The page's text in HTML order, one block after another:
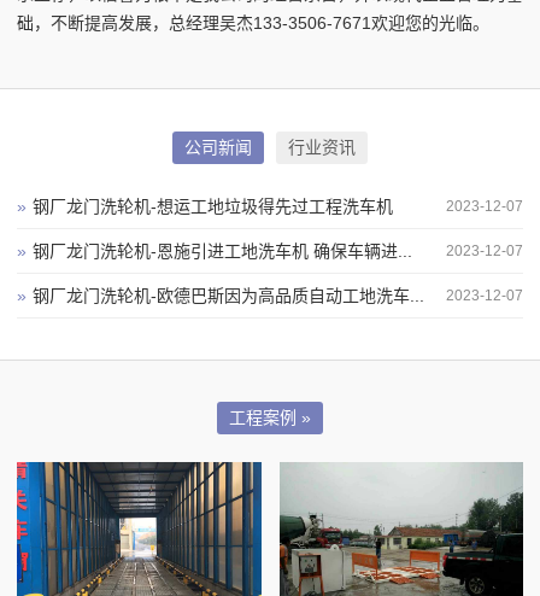
础，不断提高发展，总经理吴杰133-3506-7671欢迎您的光临。
公司新闻 行业资讯
2023-12-07
» 钢厂龙门洗轮机-想运工地垃圾得先过工程洗车机
2023-12-07
» 钢厂龙门洗轮机-恩施引进工地洗车机 确保车辆进...
2023-12-07
» 钢厂龙门洗轮机-欧德巴斯因为高品质自动工地洗车...
工程案例 »